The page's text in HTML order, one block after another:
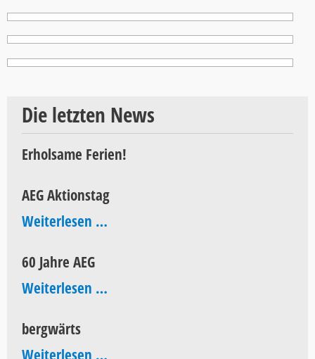
Die letzten News
Erholsame Ferien!
AEG Aktionstag
Weiterlesen …AEG
60 Jahre AEG
Weiterlesen …60
bergwärts
Weiterlesen …bergwärts